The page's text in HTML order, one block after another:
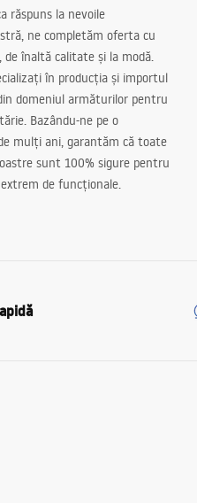
răspuns la nevoile
ne completăm oferta cu
de înaltă calitate și la modă.
în producția și importul
domeniul armăturilor pentru
Bazându-ne pe o
mulți ani, garantăm că toate
sunt 100% sigure pentru
de funcționale.